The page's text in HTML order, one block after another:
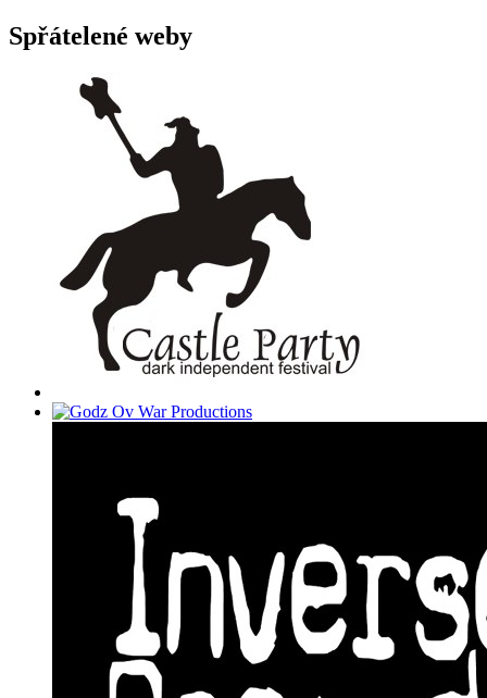
Spřátelené weby